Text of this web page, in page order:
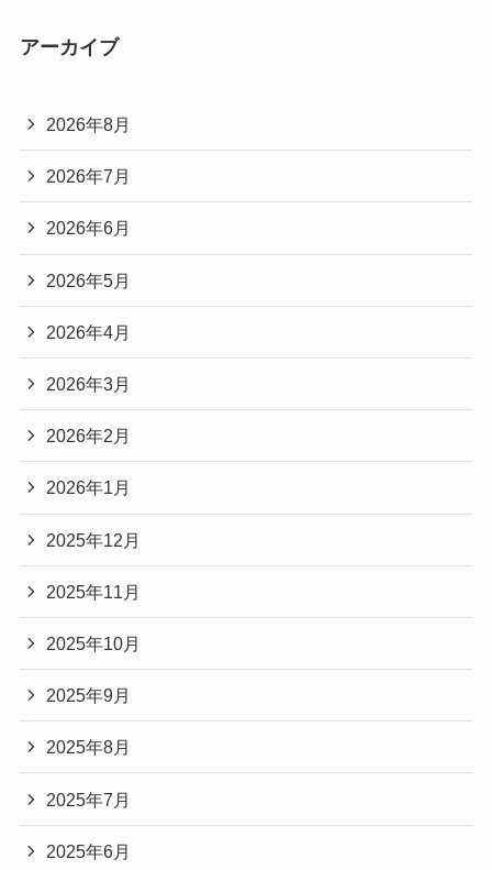
アーカイブ
2026年8月
2026年7月
2026年6月
2026年5月
2026年4月
2026年3月
2026年2月
2026年1月
2025年12月
2025年11月
2025年10月
2025年9月
2025年8月
2025年7月
2025年6月